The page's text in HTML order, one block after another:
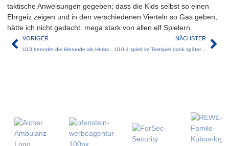
taktische Anweisungen gegeben; dass die Kids selbst so einen
Ehrgeiz zeigen und in den verschiedenen Vierteln so Gas geben,
hätte ich nicht gedacht. mega stark von allen elf Spielern.
VORIGER NÄCHSTER
U10-1 spielt im Testspiel dank später Leistungssteigerung Remis